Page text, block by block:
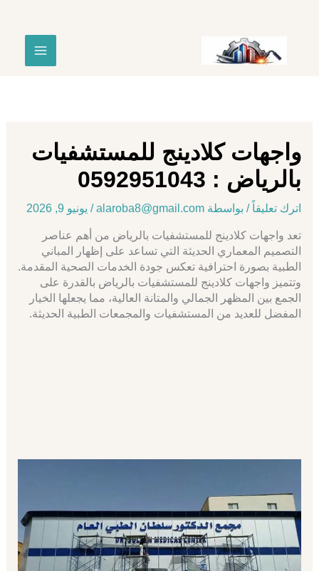
واجهات كلادينج للمستشفيات
بالرياض : 0592951043
اترك تعليقاً / بواسطة alaroba8@gmail.com
/ يونيو 9, 2026
تعد واجهات كلادينج للمستشفيات بالرياض من أهم عناصر
التصميم المعماري الحديثة التي تساعد على إظهار المباني
الطبية بصورة احترافية تعكس جودة الخدمات الصحية المقدمة.
وتتميز واجهات كلادينج للمستشفيات بالرياض بالقدرة على
الجمع بين المظهر الجمالي والمتانة العالية، مما يجعلها الخيار
المفضل للعديد من المستشفيات والمجمعات الطبية الحديثة.
اتصل الان